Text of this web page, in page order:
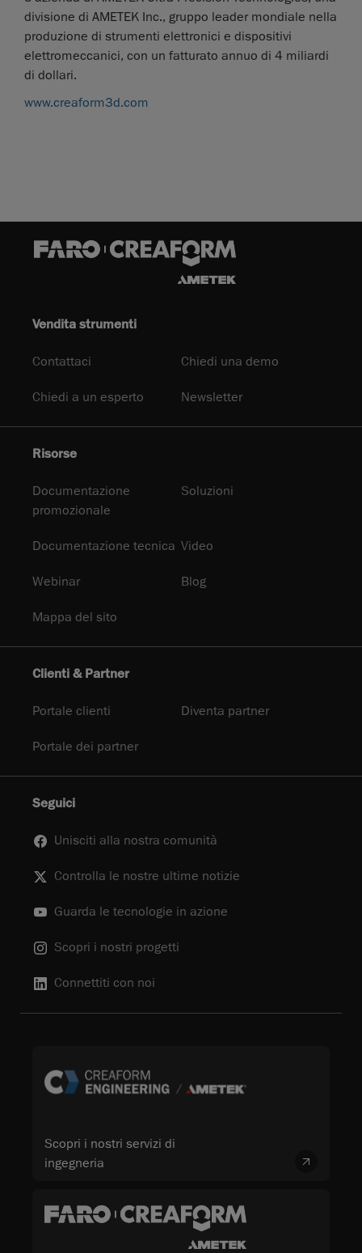
divisione di AMETEK Inc., gruppo leader mondiale nella
produzione di strumenti elettronici e dispositivi
elettromeccanici, con un fatturato annuo di 4 miliardi
di dollari.
www.creaform3d.com
Vendita strumenti
Contattaci Chiedi una demo
Chiedi a un esperto Newsletter
Risorse
Documentazione
promozionale
Soluzioni
Documentazione tecnica Video
Webinar Blog
Mappa del sito
Clienti & Partner
Portale clienti Diventa partner
Portale dei partner
Seguici
Unisciti alla nostra comunità
Controlla le nostre ultime notizie
Guarda le tecnologie in azione
Scopri i nostri progetti
Connettiti con noi
Scopri i nostri servizi di
ingegneria